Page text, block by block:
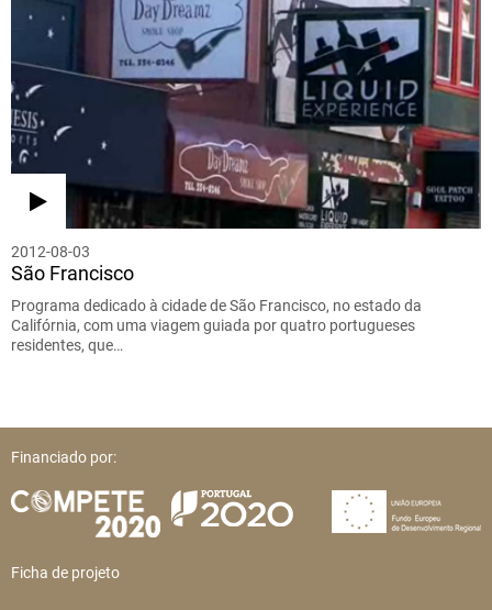
2012-08-03
São Francisco
Programa dedicado à cidade de São Francisco, no estado da
Califórnia, com uma viagem guiada por quatro portugueses
residentes, que…
Financiado por:
Ficha de projeto